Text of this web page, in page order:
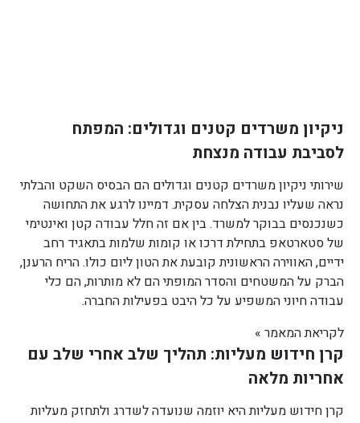
ניקיון משרדים קטנים וגדולים: המפתח
לסביבת עבודה מנצחת
שירותי ניקיון משרדים קטנים וגדולים הם הבסיס השקט והבלתי
נראה שעליו נבנית הצלחה עסקית. דמיינו לרגע את התחושה
כשנכנסים בבוקר למשרד. בין אם זה חלל עבודה קטן ואינטימי
של סטארטאפ בתחילת דרכו או קומות שלמות בתאגיד רחב
ידיים, האווירה הראשונית קובעת את הטון ליום כולו. הריח הרענן,
הברק על המשטחים והסדר המופתי הם לא מותרות, הם כלי
עבודה חיוני המשפיע על כל היבט בפעילות החברה.
לקריאת המאמר »
קרן חידוש מעליות: תהליך שלב אחרי שלב עם
אחריות מלאה
קרן חידוש מעליות היא יוזמה שנועדה לשדרג ולתחזק מעליות